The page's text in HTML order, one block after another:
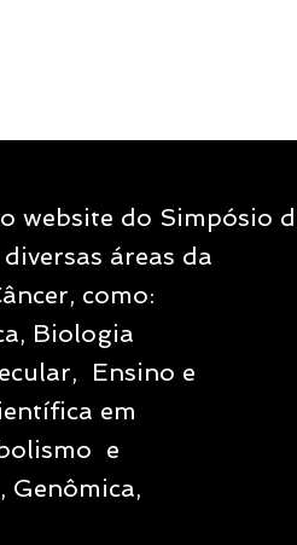
website do Simpósio
áreas da
como:
Biologia
Ensino e
em
e
Genômica,